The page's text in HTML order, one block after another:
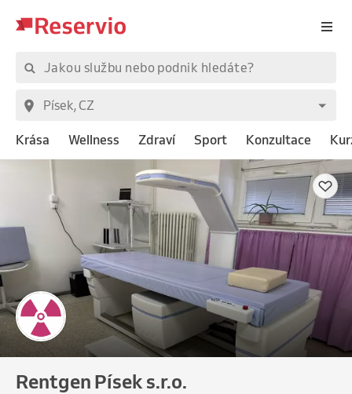
Krása Wellness Zdraví Sport Konzultace
Rentgen Písek s.r.o.